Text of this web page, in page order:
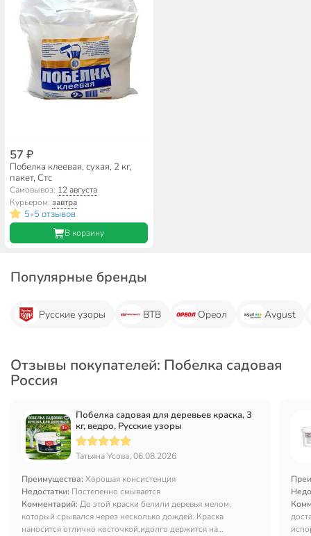
57 ₽
Побелка клеевая, сухая, 2 кг,
пакет, Стс
Самовывоз: 12 августа
Курьером:завтра
5•5 отзывов
В корзину
Популярные бренды
Русские узоры ВТВ Ореол Avgust
Отзывы покупателей: Побелка садовая
Россия
Побелка садовая для деревьев краска, 3
кг, ведро, Русские узоры
Татьяна Усова, 06.08.2026
Преимущества: Хорошая консистенция
Недостатки: Постепенно смывается
Комментарий: До этой краски белили деревья мелом,
который срывался через несколько дождей. Краска
наносится отлично косточкой,идолго держится на